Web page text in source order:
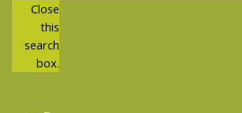
Close
this
search
box.